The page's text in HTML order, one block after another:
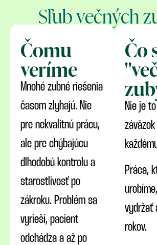
Sľub večných
Čomu
veríme
Mnohé zubné riešenia
časom zlyhajú. Nie
pre nekvalitnú prácu,
ale pre chýbajúcu
dlhodobú kontrolu a
starostlivosť po
zákroku. Problém sa
vyrieši, pacient
odchádza a až po
Čo
Nie je
Práca,
vydržať
rokov.